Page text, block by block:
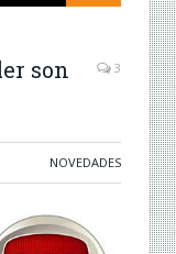
son
3
NOVEDADES